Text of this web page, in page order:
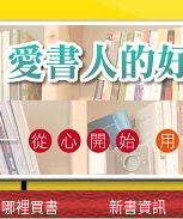
哪裡買書 新書資訊